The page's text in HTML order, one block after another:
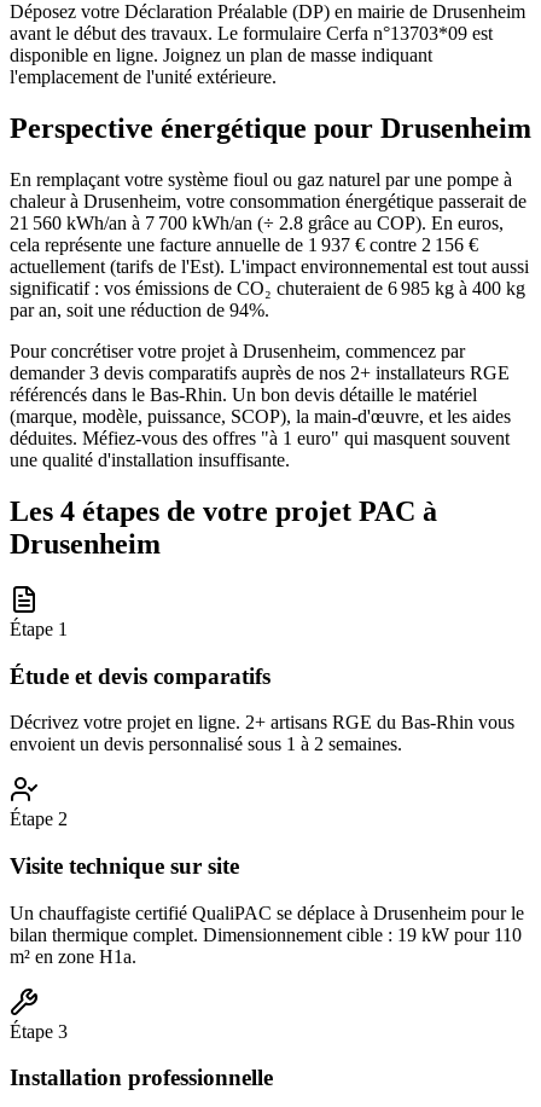
Déposez votre Déclaration Préalable (DP) en mairie de Drusenheim
avant le début des travaux. Le formulaire Cerfa n°13703*09 est
disponible en ligne. Joignez un plan de masse indiquant
l'emplacement de l'unité extérieure.
Perspective énergétique pour Drusenheim
En remplaçant votre système fioul ou gaz naturel par une pompe à
chaleur à Drusenheim, votre consommation énergétique passerait de
21 560 kWh/an à 7 700 kWh/an (÷ 2.8 grâce au COP). En euros,
cela représente une facture annuelle de 1 937 € contre 2 156 €
actuellement (tarifs de l'Est). L'impact environnemental est tout aussi
significatif : vos émissions de CO₂ chuteraient de 6 985 kg à 400 kg
par an, soit une réduction de 94%.
Pour concrétiser votre projet à Drusenheim, commencez par
demander 3 devis comparatifs auprès de nos 2+ installateurs RGE
référencés dans le Bas-Rhin. Un bon devis détaille le matériel
(marque, modèle, puissance, SCOP), la main-d'œuvre, et les aides
déduites. Méfiez-vous des offres "à 1 euro" qui masquent souvent
une qualité d'installation insuffisante.
Les 4 étapes de votre projet PAC à
Drusenheim
Étape 1
Étude et devis comparatifs
Décrivez votre projet en ligne. 2+ artisans RGE du Bas-Rhin vous
envoient un devis personnalisé sous 1 à 2 semaines.
Étape 2
Visite technique sur site
Un chauffagiste certifié QualiPAC se déplace à Drusenheim pour le
bilan thermique complet. Dimensionnement cible : 19 kW pour 110
m² en zone H1a.
Étape 3
Installation professionnelle